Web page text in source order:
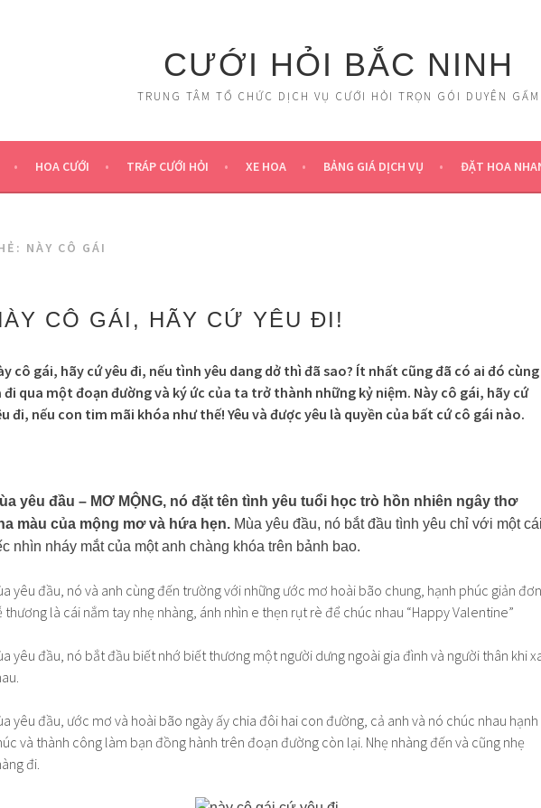
CƯỚI HỎI BẮC NINH
TRUNG TÂM TỔ CHỨC DỊCH VỤ CƯỚI HỎI TRỌN GÓI DUYÊN GẤM
HOA CƯỚI TRÁP CƯỚI HỎI XE HOA BẢNG GIÁ DỊCH VỤ ĐẶT HOA
NÀY CÔ GÁI
CÔ GÁI, HÃY CỨ YÊU ĐI!
cô gái, hãy cứ yêu đi, nếu tình yêu dang dở thì đã sao? Ít nhất cũng đã có ai đó cùng
đi qua một đoạn đường và ký ức của ta trở thành những kỷ niệm. Này cô gái, hãy cứ
đi, nếu con tim mãi khóa như thế! Yêu và được yêu là quyền của bất cứ cô gái nào.
yêu đầu – MƠ MỘNG, nó đặt tên tình yêu tuổi học trò hồn nhiên ngây thơ
màu của mộng mơ và hứa hẹn. Mùa yêu đầu, nó bắt đầu tình yêu chỉ với một
nhìn nháy mắt của một anh chàng khóa trên bảnh bao.
yêu đầu, nó và anh cùng đến trường với những ước mơ hoài bão chung, hạnh phúc giản đơn
thương là cái nắm tay nhẹ nhàng, ánh nhìn e thẹn rụt rè để chúc nhau “Happy Valentine”
yêu đầu, nó bắt đầu biết nhớ biết thương một người dưng ngoài gia đình và người thân khi
yêu đầu, ước mơ và hoài bão ngày ấy chia đôi hai con đường, cả anh và nó chúc nhau hạnh
và thành công làm bạn đồng hành trên đoạn đường còn lại. Nhẹ nhàng đến và cũng nhẹ
đi.